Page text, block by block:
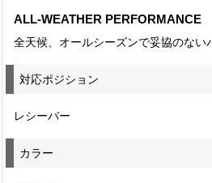
ALL-WEATHER PERFORMANCE
全天候、オールシーズンで妥協のない
対応ポジション
レシーバー
カラー